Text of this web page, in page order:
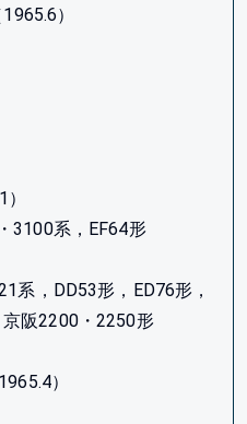
）
3100系，EF64形
，DD53形，ED76形，
阪2200・2250形
）